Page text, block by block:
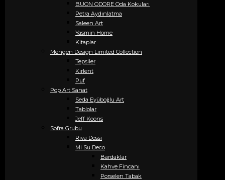
BUON ODORE Oda Kokuları
Petra Aydınlatma
Saleen Art
Yasmin Home
Kitaplar
Mengen Design Limited Collection
Tepsiler
Kırlent
Puf
Pop Art Sanat
Seda Eyüboğlu Art
Tablolar
Jeff Koons
Sofra Grubu
Riva Dossi
Mi Su Deco
Bardaklar
Kahve Fincanı
Porselen Tabak